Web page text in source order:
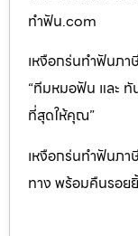
ทำฟัน.com
เหงือกร่นทำฟันภ
“ทีมหมอฟัน และ
ที่สุดให้คุณ”
เหงือกร่นทำฟันภา
ทาง พร้อมคืนรอ